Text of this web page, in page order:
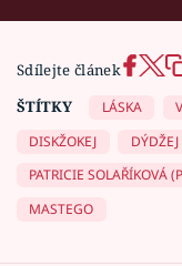
Sdílejte článek
ŠTÍTKY
LÁSKA
DISKŽOKEJ
DÝDŽEJ
PATRICIE SOLAŘÍKOVÁ
MASTEGO